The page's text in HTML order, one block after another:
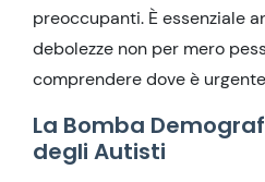
preoccupanti. È essenziale
debolezze non per mero
comprendere dove è
La Bomba
degli Autisti